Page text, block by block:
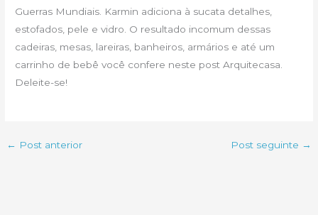
Guerras Mundiais. Karmin adiciona à sucata detalhes,
estofados, pele e vidro. O resultado incomum dessas
cadeiras, mesas, lareiras, banheiros, armários e até um
carrinho de bebê você confere neste post Arquitecasa.
Deleite-se!
← Post anterior Post seguinte →